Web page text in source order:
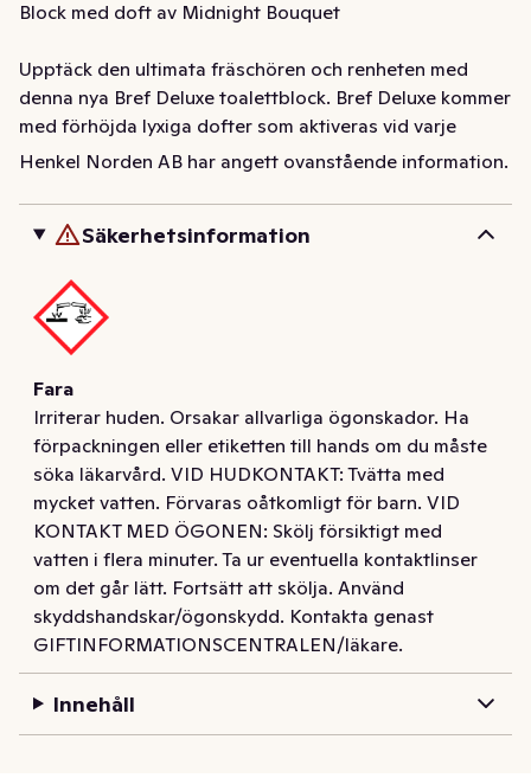
Block med doft av Midnight Bouquet
Upptäck den ultimata fräschören och renheten med
denna nya Bref Deluxe toalettblock. Bref Deluxe kommer
med förhöjda lyxiga dofter som aktiveras vid varje
spolning, vilket frigör en extra parfymboost för en mer
doftupplevelse som är gjord för att verka länge.
1) Långvarig fräsch och elegant doft i badrummet.
2) Rengörande skum som rengör toaletten vid varje
spolning.
3) Anti-kalkformula som förhindrar kalkbildning i
toaletten.
4) Smutsskydd förhindrar att ny smuts fastnar.
Lätt att använda: Häng det doftande toablocket på
toalettskålens insida och justera så att det hamnar i
vattenflödet. När toaletten spolas kan du uppleva
renhet och elegant blommig fräschör i badrummet.
kollektionen, Delicate Magnolia, för att upptäcka nya
Henkel Norden AB har angett ovanstående information.
Säkerhetsinformation
Fara
Irriterar huden. Orsakar allvarliga ögonskador. Ha
förpackningen eller etiketten till hands om du måste
söka läkarvård. VID HUDKONTAKT: Tvätta med
mycket vatten. Förvaras oåtkomligt för barn. VID
KONTAKT MED ÖGONEN: Skölj försiktigt med
vatten i flera minuter. Ta ur eventuella kontaktlinser
om det går lätt. Fortsätt att skölja. Använd
skyddshandskar/ögonskydd. Kontakta genast
GIFTINFORMATIONSCENTRALEN/läkare.
Innehåll